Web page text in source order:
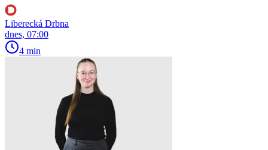
Liberecká Drbna
dnes, 07:00
4 min